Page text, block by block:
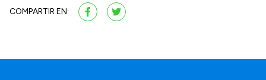
COMPARTIR EN: